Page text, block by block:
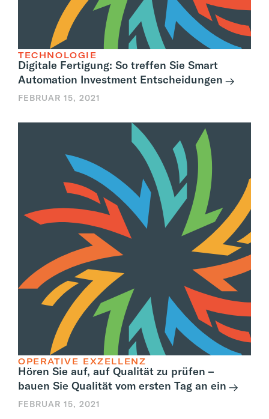
TECHNOLOGIE
Digitale Fertigung: So treffen Sie Smart
Automation Investment Entscheidungen
FEBRUAR 15, 2021
OPERATIVE EXZELLENZ
Hören Sie auf, auf Qualität zu prüfen –
bauen Sie Qualität vom ersten Tag an ein
FEBRUAR 15, 2021